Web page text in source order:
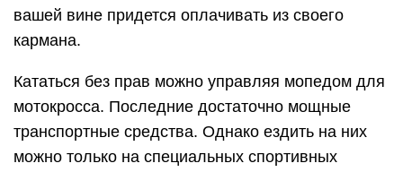
вашей вине придется оплачивать из своего
кармана.
Кататься без прав можно управляя мопедом для
мотокросса. Последние достаточно мощные
транспортные средства. Однако ездить на них
можно только на специальных спортивных